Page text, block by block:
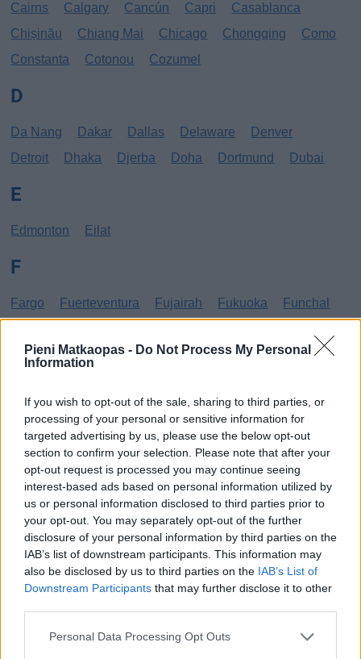
Pieni Matkaopas - Do Not Process My Personal
Information
If you wish to opt-out of the sale, sharing to third parties, or
processing of your personal or sensitive information for
targeted advertising by us, please use the below opt-out
section to confirm your selection. Please note that after your
opt-out request is processed you may continue seeing
interest-based ads based on personal information utilized by
us or personal information disclosed to third parties prior to
your opt-out. You may separately opt-out of the further
disclosure of your personal information by third parties on the
IAB’s list of downstream participants. This information may
also be disclosed by us to third parties on the IAB’s List of
Downstream Participants that may further disclose it to other
Personal Data Processing Opt Outs
Cairns Calgary Cancún Capri
Casablanca
Chișinău
Chiang Mai Chicago Chongqing
Como
Constanta
Cotonou Cozumel
D
Da Nang Dakar Dallas Delaware
Denver
Detroit
Dhaka Djerba Doha Dortmund Dubai
E
Edmonton Eilat
F
Fargo Fuerteventura Fujairah Fukuoka Funchal
Haag Hammamet Hania Hannover
Hanoi
Havanna
Helsingborg Helsinki
Ho Chi Minh City
Hong Kong
Honolulu Houston Hua Hin
Innsbruck Izmir
Jönköping